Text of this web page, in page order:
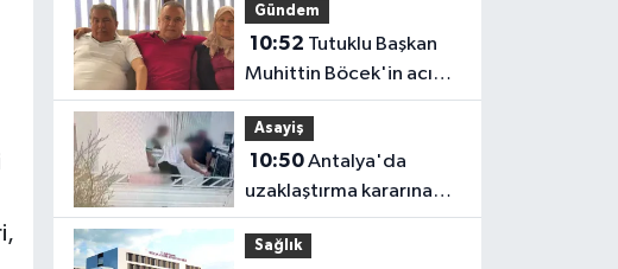
öldü, yaya ağır yaralı
Gündem
10:52
Muhittin Böcek'in acı
günü
Asayiş
10:50Antalya'da
uzaklaştırma kararına
rağmen evi boşaltıp
götürdü
Sağlık